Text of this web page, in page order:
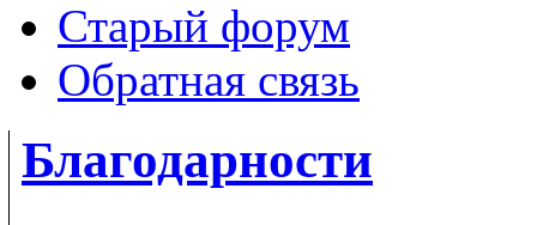
Старый форум
Обратная связь
Благодарности